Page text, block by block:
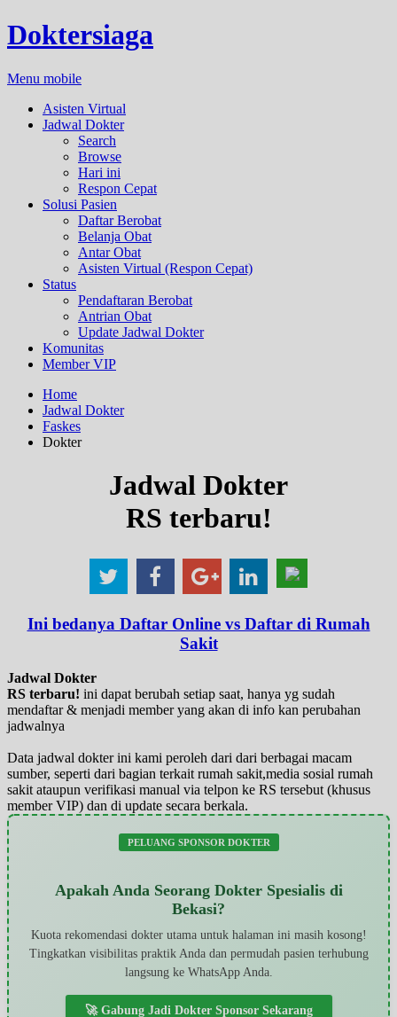
Doktersiaga
Menu mobile
Asisten Virtual
Jadwal Dokter
Search
Browse
Hari ini
Respon Cepat
Solusi Pasien
Daftar Berobat
Belanja Obat
Antar Obat
Asisten Virtual (Respon Cepat)
Status
Pendaftaran Berobat
Antrian Obat
Update Jadwal Dokter
Komunitas
Member VIP
Home
Jadwal Dokter
Faskes
Dokter
Jadwal Dokter
RS terbaru!
Ini bedanya Daftar Online vs Daftar di Rumah
Sakit
Jadwal Dokter
RS terbaru! ini dapat berubah setiap saat, hanya yg sudah
mendaftar & menjadi member yang akan di info kan perubahan
jadwalnya
Data jadwal dokter ini kami peroleh dari dari berbagai macam
sumber, seperti dari bagian terkait rumah sakit,media sosial rumah
sakit ataupun verifikasi manual via telpon ke RS tersebut (khusus
member VIP) dan di update secara berkala.
PELUANG SPONSOR DOKTER
Apakah Anda Seorang Dokter Spesialis di
Bekasi?
Kuota rekomendasi dokter utama untuk halaman ini masih kosong!
Tingkatkan visibilitas praktik Anda dan permudah pasien terhubung
langsung ke WhatsApp Anda.
🚀 Gabung Jadi Dokter Sponsor Sekarang